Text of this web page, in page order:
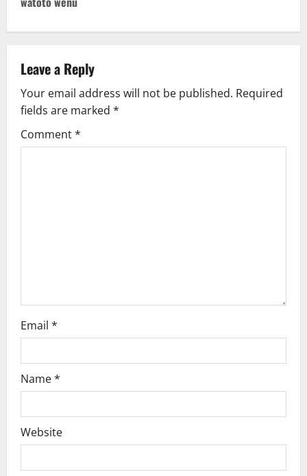
n
a
v
i
g
Leave a Reply
Your email address will not be published. Required
fields are marked *
Comment*
Email *
Name*
Website